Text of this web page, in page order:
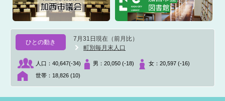
ひとの動き
7月31日現在（前月比）
町別毎月末人口
人口： 40,647(-34) 男： 20,050 (-18) 女： 20,597 (-16)
世帯： 18,826 (10)